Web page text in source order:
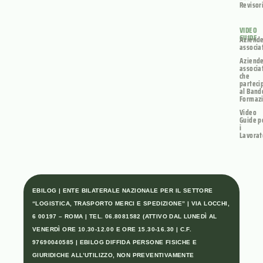
VIDEO
GUIDE
che
al
Video
Guide
i
EBILOG | ENTE BILATERALE NAZIONALE PER IL SETTORE
“LOGISTICA, TRASPORTO MERCI E SPEDIZIONE” | VIA LOCCHI,
6 00197 – ROMA | TEL. 06.8081582 (ATTIVO DAL LUNEDÌ AL
VENERDÌ ORE 10.30-12.00 E ORE 15.30-16.30 | C.F.
97690040585 | EBILOG DIFFIDA PERSONE FISICHE E
GIURIDICHE ALL’UTILIZZO, NON PREVENTIVAMENTE